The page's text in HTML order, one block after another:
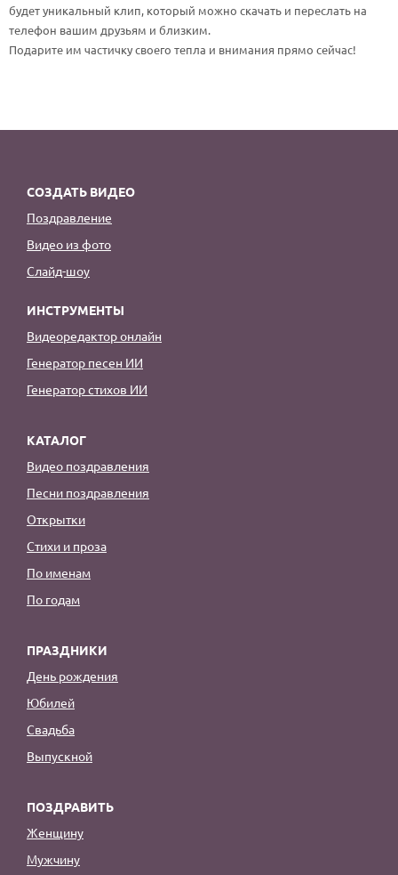
По именам
будет уникальный клип, который можно скачать и переслать на
телефон вашим друзьям и близким.
Подарите им частичку своего тепла и внимания прямо сейчас!
СОЗДАТЬ ВИДЕО
Поздравление
Видео из фото
Слайд-шоу
ИНСТРУМЕНТЫ
Видеоредактор онлайн
Генератор песен ИИ
Генератор стихов ИИ
КАТАЛОГ
Видео поздравления
Песни поздравления
Открытки
Стихи и проза
По именам
По годам
ПРАЗДНИКИ
День рождения
Юбилей
Свадьба
Выпускной
ПОЗДРАВИТЬ
Женщину
Мужчину